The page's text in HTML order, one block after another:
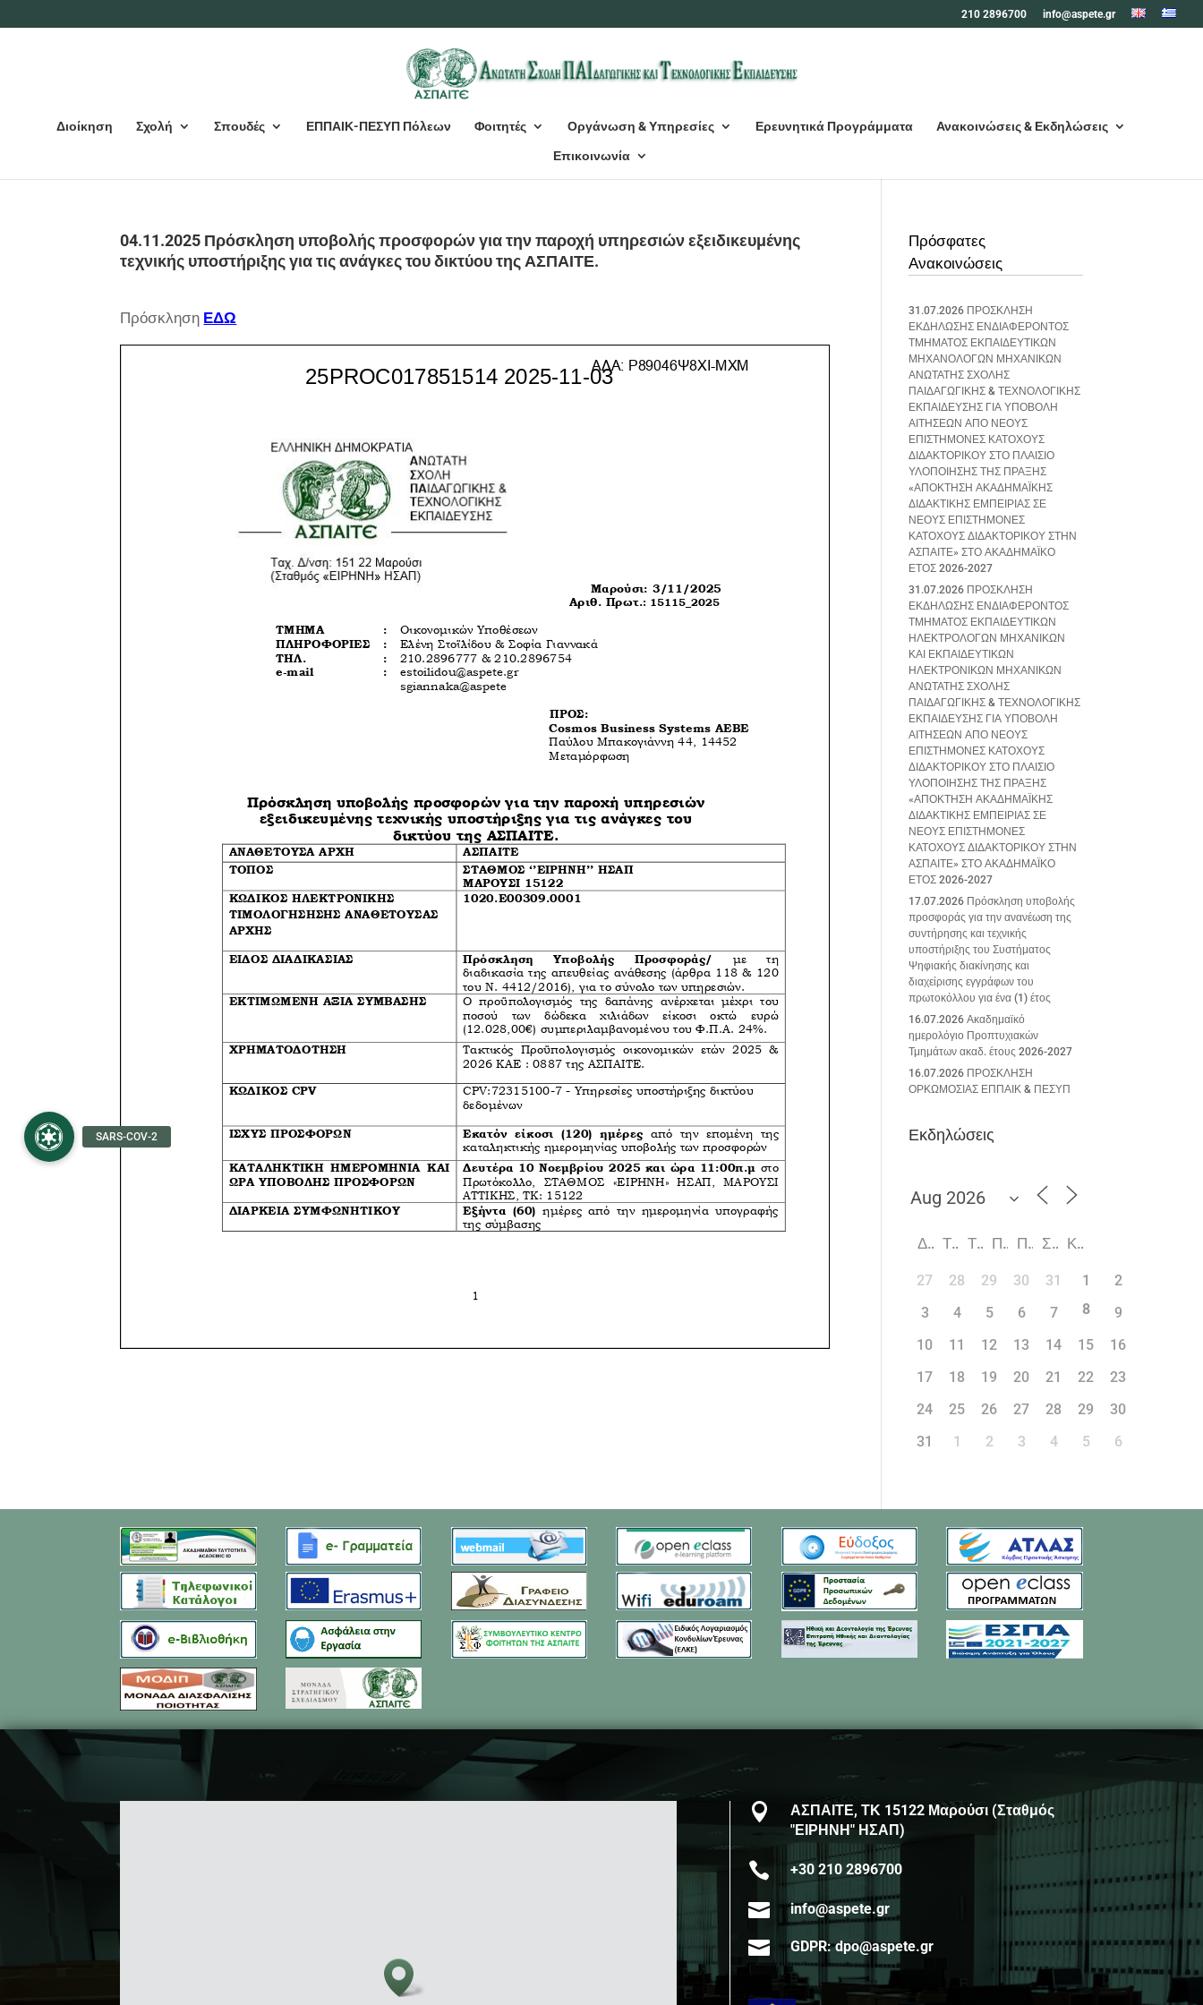
210 2896700 info@aspete.gr
Διοίκηση Σχολή Σπουδές ΕΠΠΑΙΚ-ΠΕΣΥΠ Πόλεων Φοιτητές Οργάνωση & Υπηρεσίες Ερευνητικά Προγράμματα Ανακοινώσεις & Εκδηλώσεις
Επικοινωνία
04.11.2025 Πρόσκληση υποβολής προσφορών για την παροχή υπηρεσιών εξειδικευμένης
τεχνικής υποστήριξης για τις ανάγκες του δικτύου της ΑΣΠΑΙΤΕ.
Πρόσκληση ΕΔΩ
Πρόσφατες
Ανακοινώσεις
31.07.2026 ΠΡΟΣΚΛΗΣΗ
ΕΚΔΗΛΩΣΗΣ ΕΝΔΙΑΦΕΡΟΝΤΟΣ
ΤΜΗΜΑΤΟΣ ΕΚΠΑΙΔΕΥΤΙΚΩΝ
ΜΗΧΑΝΟΛΟΓΩΝ ΜΗΧΑΝΙΚΩΝ
ΑΝΩΤΑΤΗΣ ΣΧΟΛΗΣ
ΠΑΙΔΑΓΩΓΙΚΗΣ & ΤΕΧΝΟΛΟΓΙΚΗΣ
ΕΚΠΑΙΔΕΥΣΗΣ ΓΙΑ ΥΠΟΒΟΛΗ
ΑΙΤΗΣΕΩΝ ΑΠΟ ΝΕΟΥΣ
ΕΠΙΣΤΗΜΟΝΕΣ ΚΑΤΟΧΟΥΣ
ΔΙΔΑΚΤΟΡΙΚΟΥ ΣΤΟ ΠΛΑΙΣΙΟ
ΥΛΟΠΟΙΗΣΗΣ ΤΗΣ ΠΡΑΞΗΣ
«ΑΠΟΚΤΗΣΗ ΑΚΑΔΗΜΑΪΚΗΣ
ΔΙΔΑΚΤΙΚΗΣ ΕΜΠΕΙΡΙΑΣ ΣΕ
ΝΕΟΥΣ ΕΠΙΣΤΗΜΟΝΕΣ
ΚΑΤΟΧΟΥΣ ΔΙΔΑΚΤΟΡΙΚΟΥ ΣΤΗΝ
ΑΣΠΑΙΤΕ» ΣΤΟ ΑΚΑΔΗΜΑΪΚΟ
ΕΤΟΣ 2026-2027
31.07.2026 ΠΡΟΣΚΛΗΣΗ
ΕΚΔΗΛΩΣΗΣ ΕΝΔΙΑΦΕΡΟΝΤΟΣ
ΤΜΗΜΑΤΟΣ ΕΚΠΑΙΔΕΥΤΙΚΩΝ
ΗΛΕΚΤΡΟΛΟΓΩΝ ΜΗΧΑΝΙΚΩΝ
ΚΑΙ ΕΚΠΑΙΔΕΥΤΙΚΩΝ
ΗΛΕΚΤΡΟΝΙΚΩΝ ΜΗΧΑΝΙΚΩΝ
ΑΝΩΤΑΤΗΣ ΣΧΟΛΗΣ
ΠΑΙΔΑΓΩΓΙΚΗΣ & ΤΕΧΝΟΛΟΓΙΚΗΣ
ΕΚΠΑΙΔΕΥΣΗΣ ΓΙΑ ΥΠΟΒΟΛΗ
ΑΙΤΗΣΕΩΝ ΑΠΟ ΝΕΟΥΣ
ΕΠΙΣΤΗΜΟΝΕΣ ΚΑΤΟΧΟΥΣ
ΔΙΔΑΚΤΟΡΙΚΟΥ ΣΤΟ ΠΛΑΙΣΙΟ
ΥΛΟΠΟΙΗΣΗΣ ΤΗΣ ΠΡΑΞΗΣ
«ΑΠΟΚΤΗΣΗ ΑΚΑΔΗΜΑΪΚΗΣ
ΔΙΔΑΚΤΙΚΗΣ ΕΜΠΕΙΡΙΑΣ ΣΕ
ΝΕΟΥΣ ΕΠΙΣΤΗΜΟΝΕΣ
ΚΑΤΟΧΟΥΣ ΔΙΔΑΚΤΟΡΙΚΟΥ ΣΤΗΝ
ΑΣΠΑΙΤΕ» ΣΤΟ ΑΚΑΔΗΜΑΪΚΟ
ΕΤΟΣ 2026-2027
17.07.2026 Πρόσκληση υποβολής
προσφοράς για την ανανέωση της
συντήρησης και τεχνικής
υποστήριξης του Συστήματος
Ψηφιακής διακίνησης και
διαχείρισης εγγράφων του
πρωτοκόλλου για ένα (1) έτος
16.07.2026 Ακαδημαϊκό
ημερολόγιο Προπτυχιακών
Τμημάτων ακαδ. έτους 2026-2027
16.07.2026 ΠΡΟΣΚΛΗΣΗ
ΟΡΚΩΜΟΣΙΑΣ ΕΠΠΑΙΚ & ΠΕΣΥΠ
Εκδηλώσεις
Δ Τ Τ Π Π Σ Κ
27 28 29 30 31 1
2
3
4 5 6 7 8
9
10
11 12 13 14 15
16
17
18 19 20 21 22
23
24
25 26 27 28 29
30
31
1 2 3 4 5 6

ΑΣΠΑΙΤΕ, ΤΚ 15122 Μαρούσι (Σταθμός
"ΕΙΡΗΝΗ" ΗΣΑΠ)
 +30 210 2896700
 info@aspete.gr
 GDPR: dpo@aspete.gr